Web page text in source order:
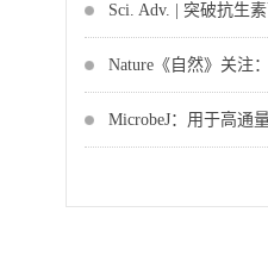
Sci. Adv. | 突破抗生
Nature《自然》关注
MicrobeJ：用于高通